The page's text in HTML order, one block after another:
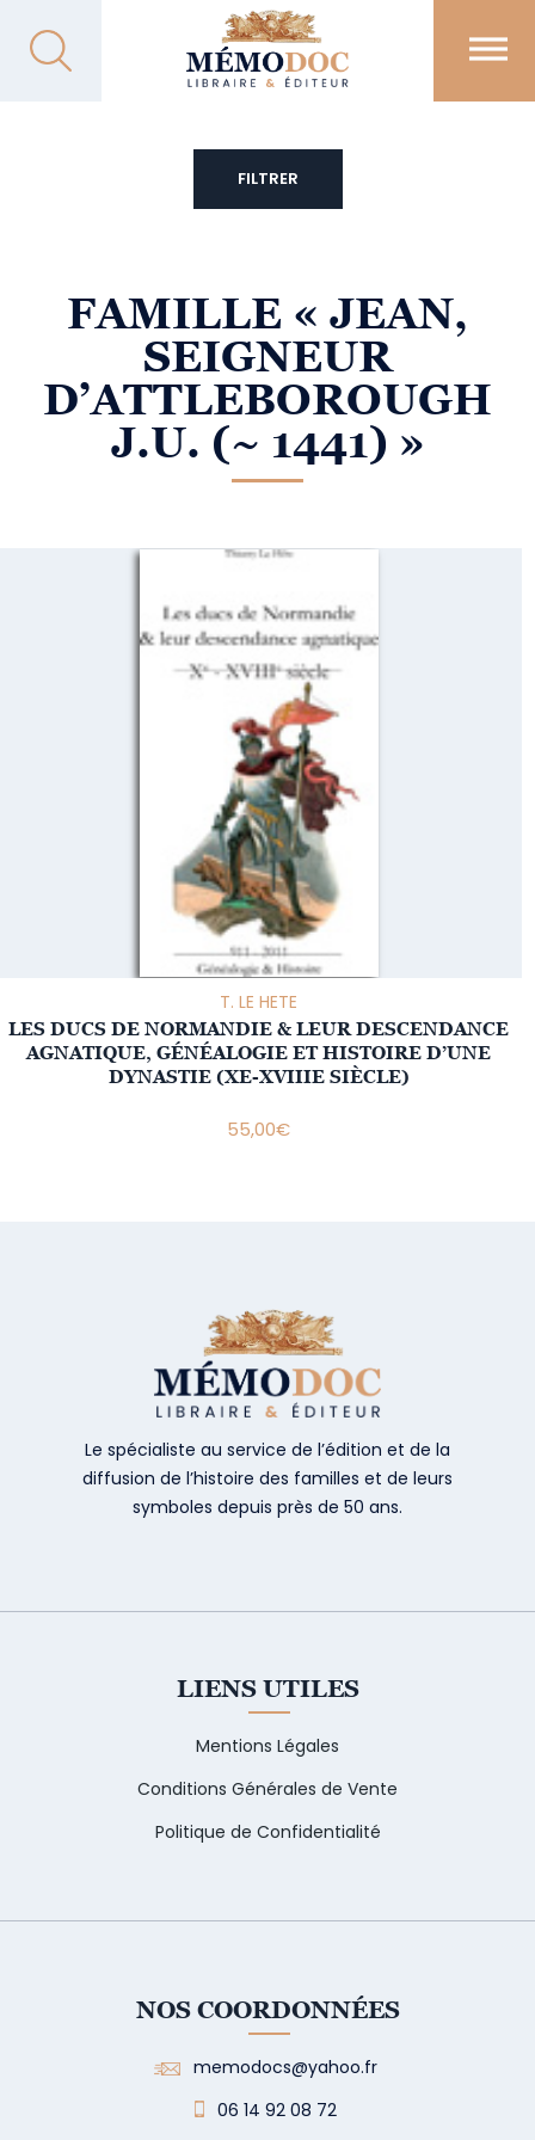
FAMILLE « JEAN,
SEIGNEUR
D’ATTLEBOROUGH
J.U. (~ 1441) »
T. LE HETE
LES DUCS DE NORMANDIE & LEUR DESCENDANCE
AGNATIQUE, GÉNÉALOGIE ET HISTOIRE D’UNE
DYNASTIE (XE-XVIIIE SIÈCLE)
55,00€
FILTRER
Le spécialiste au service de l’édition et de la
diffusion de l’histoire des familles et de leurs
symboles depuis près de 50 ans.
LIENS UTILES
Mentions Légales
Conditions Générales de Vente
Politique de Confidentialité
NOS COORDONNÉES
memodocs@yahoo.fr
06 14 92 08 72